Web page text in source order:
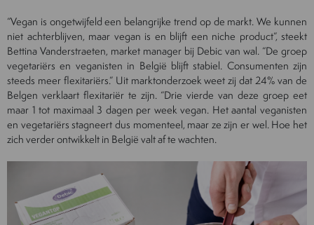
“Vegan is ongetwijfeld een belangrijke trend op de markt. We kunnen
niet achterblijven, maar vegan is en blijft een niche product”, steekt
Bettina Vanderstraeten, market manager bij Debic van wal. “De groep
vegetariërs en veganisten in België blijft stabiel. Consumenten zijn
steeds meer flexitariërs.” Uit marktonderzoek weet zij dat 24% van de
Belgen verklaart flexitariër te zijn. “Drie vierde van deze groep eet
maar 1 tot maximaal 3 dagen per week vegan. Het aantal veganisten
en vegetariërs stagneert dus momenteel, maar ze zijn er wel. Hoe het
zich verder ontwikkelt in België valt af te wachten.